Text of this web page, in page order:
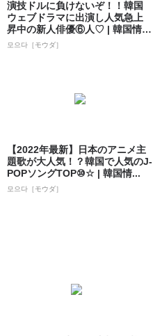
演技ドルに負けないぞ！！韓国
ウェブドラマに出演し人気急上
昇中の新人俳優⑥人♡ | 韓国情報
サイト ...
모으다［モウダ］
【2022年最新】日本のアニメ主
題歌が大人気！？韓国で人気のJ-
POPソングTOP⑩☆ | 韓国情...
모으다［モウダ］